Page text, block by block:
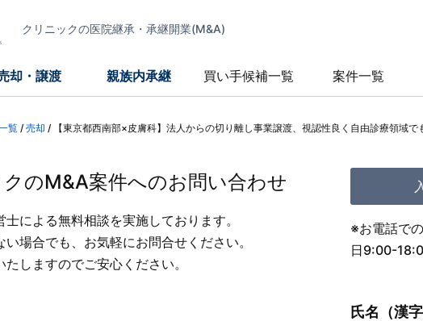
クリニックの医院継承・承継開業(M&A)
却・譲渡 親族内承継 買い手候補一覧 案件一覧
覧 / 売却 / 【東京都西南部×皮膚科】法人からの切り離し事業譲渡、視認性良く自由診療領域
のM&A案件へのお問い合わせ
による無料相談を実施しております。
場合でも、お気軽にお問合せください。
しますのでご安心ください。
※お電話で
日9:00-
氏名（漢字